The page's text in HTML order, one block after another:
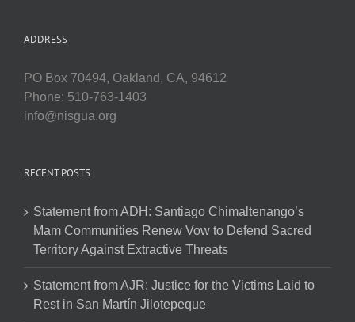
ADDRESS
PO Box 70494, Oakland, CA, 94612
Phone: 510-763-1403
info@nisgua.org
RECENT POSTS
Statement from ADH: Santiago Chimaltenango’s
Mam Communities Renew Vow to Defend Sacred
Territory Against Extractive Threats
Statement from AJR: Justice for the Victims Laid to
Rest in San Martín Jilotepeque